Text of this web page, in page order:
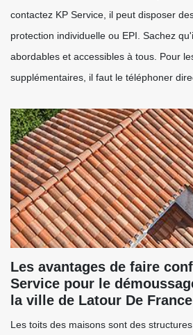
contactez KP Service, il peut disposer
protection individuelle ou EPI. Sachez
abordables et accessibles à tous. Pour
supplémentaires, il faut le téléphoner
Les avantages de faire
Service pour le
la ville de Latour De
Les toits des maisons sont des